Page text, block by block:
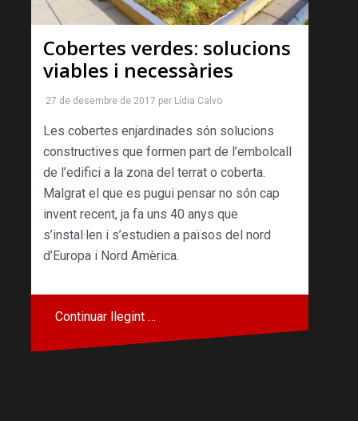
Cobertes verdes: solucions
viables i necessàries
27 de desembre de 2017 per Lídia Calvo
Les cobertes enjardinades són solucions
constructives que formen part de l’embolcall
de l’edifici a la zona del terrat o coberta.
Malgrat el que es pugui pensar no són cap
invent recent, ja fa uns 40 anys que
s’instal·len i s’estudien a països del nord
d’Europa i Nord Amèrica.
Continuar llegint …